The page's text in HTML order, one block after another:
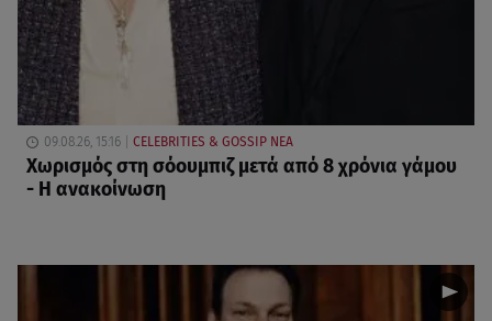
09.08.26, 15:16 CELEBRITIES & GOSSIP ΝΕΑ
Χωρισμός στη σόουμπιζ μετά από 8 χρόνια γάμου
- Η ανακοίνωση